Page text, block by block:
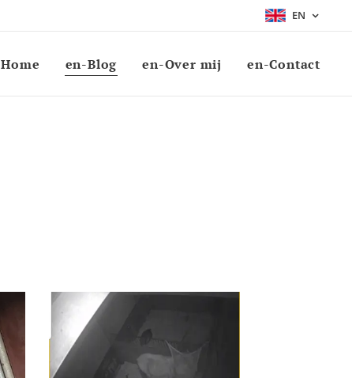
EN
Home en-Blog en-Over mij en-Contact